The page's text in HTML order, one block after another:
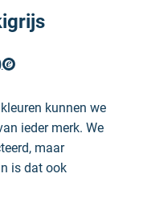
kunnen we
ieder merk. We
maar
is dat ook